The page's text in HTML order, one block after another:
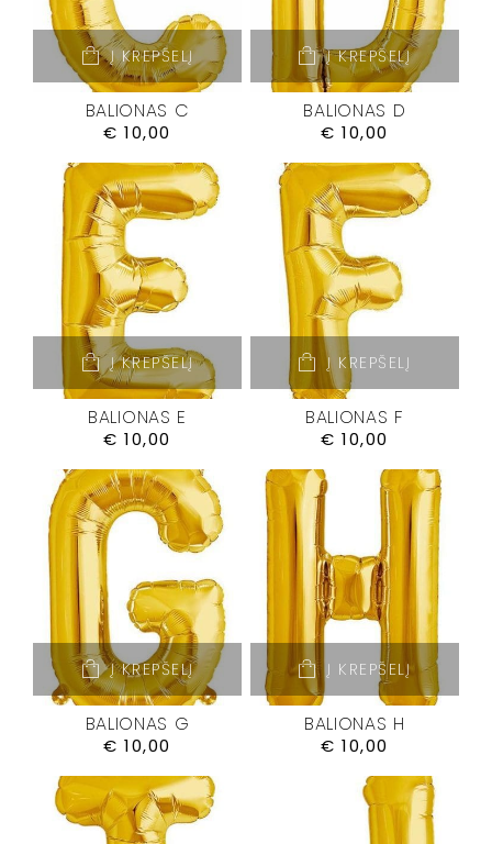
Į KREPŠELĮ
BALIONAS C
€ 10,00
Į KREPŠELĮ
BALIONAS D
€ 10,00
Į KREPŠELĮ
BALIONAS E
€ 10,00
Į KREPŠELĮ
BALIONAS F
€ 10,00
Į KREPŠELĮ
BALIONAS G
€ 10,00
Į KREPŠELĮ
BALIONAS H
€ 10,00